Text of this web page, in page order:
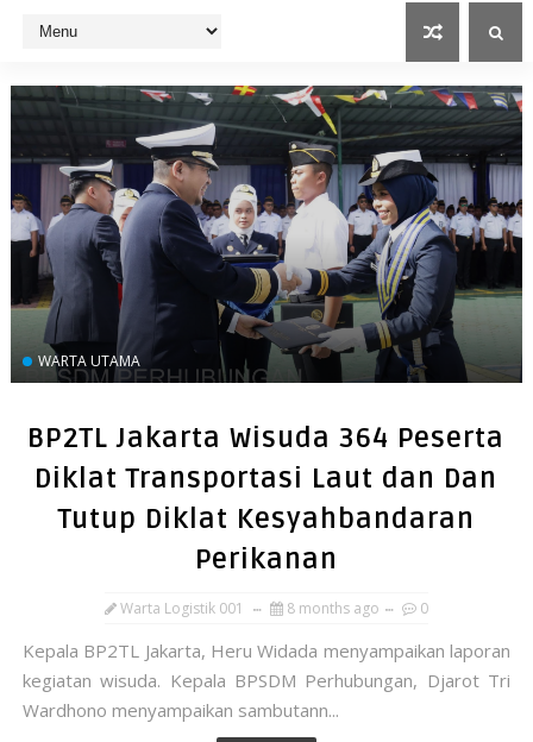
WARTA UTAMA
BP2TL Jakarta Wisuda 364 Peserta
Diklat Transportasi Laut dan Dan
Tutup Diklat Kesyahbandaran
Perikanan
Warta Logistik 001 8 months ago 0
Kepala BP2TL Jakarta, Heru Widada menyampaikan laporan
kegiatan wisuda. Kepala BPSDM Perhubungan, Djarot Tri
Wardhono menyampaikan sambutann...